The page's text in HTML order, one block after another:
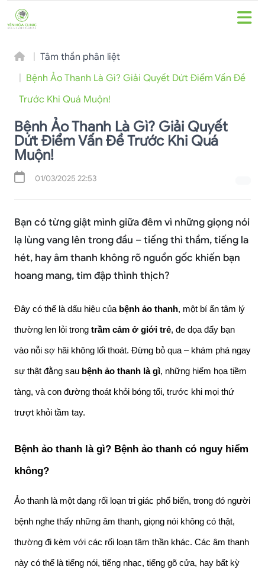
Tâm thần phân liệt
Bệnh Ảo Thanh Là Gì? Giải Quyết Dứt Điểm Vấn Đề
Trước Khi Quá Muộn!
Bệnh Ảo Thanh Là Gì? Giải Quyết
Dứt Điểm Vấn Đề Trước Khi Quá
Muộn!
01/03/2025 22:53
Bạn có từng giật mình giữa đêm vì những giọng nói
lạ lùng vang lên trong đầu – tiếng thì thầm, tiếng la
hét, hay âm thanh không rõ nguồn gốc khiến bạn
hoang mang, tim đập thình thịch?
Đây có thể là dấu hiệu của bệnh ảo thanh, một bí ẩn tâm lý
thường len lỏi trong trầm cảm ở giới trẻ, đe dọa đẩy bạn
vào nỗi sợ hãi không lối thoát. Đừng bỏ qua – khám phá ngay
sự thật đằng sau bệnh ảo thanh là gì, những hiểm họa tiềm
tàng, và con đường thoát khỏi bóng tối, trước khi mọi thứ
trượt khỏi tầm tay.
Bệnh ảo thanh là gì? Bệnh ảo thanh có nguy hiểm
không?
Ảo thanh là một dạng rối loạn tri giác phổ biến, trong đó người
bệnh nghe thấy những âm thanh, giọng nói không có thật,
thường đi kèm với các rối loạn tâm thần khác. Các âm thanh
này có thể là tiếng nói, tiếng nhạc, tiếng gõ cửa, hay bất kỳ